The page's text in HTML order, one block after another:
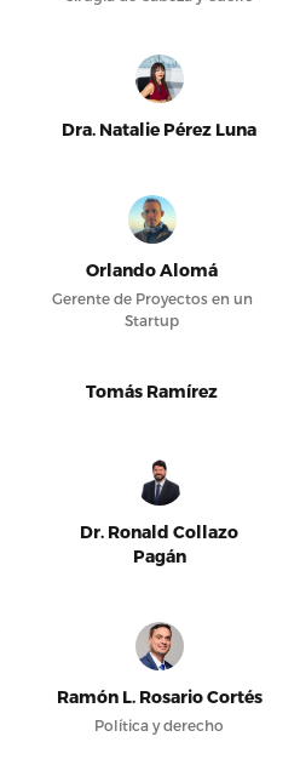
Dra. Natalie Pérez Luna
Orlando Alomá
Gerente de Proyectos en un
Startup
Tomás Ramírez
Dr. Ronald Collazo
Pagán
Ramón L. Rosario Cortés
Política y derecho